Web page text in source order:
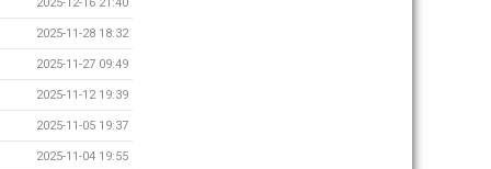
2025-11-28 18:32
2025-11-27 09:49
2025-11-12 19:39
2025-11-05 19:37
2025-11-04 19:55